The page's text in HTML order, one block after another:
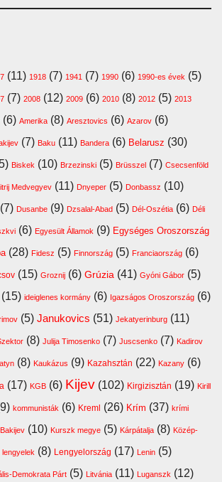
(11) 1918 (7) 1941 (7) 1990 (6) 1990-es évek (5)
(7) 2008 (12) 2009 (6) 2010 (8) 2012 (5) 2013
(6) Amerika (8) Aresztovics (6) Azarov (6)
(7) Baku (11) Bandera (6) Belarusz (30)
Biskek (10) Brzezinski (5) Brüsszel (7) Csecsenföld
Medvegyev (11) Dnyeper (5) Donbassz (10)
(7) Dusanbe (9) Dzsalal-Abad (5) Dél-Oszétia (6) Déli
(6) Egyesült Államok (9) Egységes Oroszország
(28) Fidesz (5) Finnország (5) Franciaország (6)
(15) Groznij (6) Grúzia (41) Gyóni Gábor (5)
(15) ideiglenes kormány (6) Igazságos Oroszország (6)
(5) Janukovics (51) Jekatyerinburg (11)
(8) Julija Timosenko (7) Juscsenko (7) Kadirov
(8) Kaukázus (9) Kazahsztán (22) Kazany (6)
(17) KGB (6) Kijev (102) Kirgizisztán (19) Kirill
kommunisták (6) Kreml (26) Krím (37) krími
(10) Kurszk megye (5) Kárpátalja (8) Közép-
lengyelek (8) Lengyelország (17) Lenin (5)
Demokrata Párt (5) Litvánia (11) Luganszk (12)